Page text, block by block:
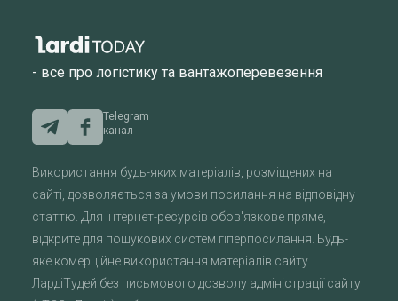
- все про логістику та вантажоперевезення
Telegram
канал
Використання будь-яких матеріалів, розміщених на
сайті, дозволяється за умови посилання на відповідну
статтю. Для інтернет-ресурсів обов'язкове пряме,
відкрите для пошукових систем гіперпосилання. Будь-
яке комерційне використання матеріалів сайту
ЛардіТудей без письмового дозволу адміністрації сайту